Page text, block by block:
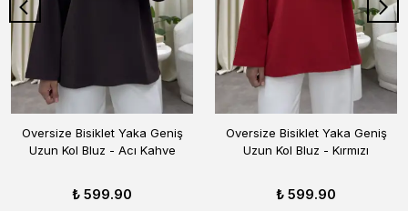
Oversize Bisiklet Yaka Geniş
Uzun Kol Bluz - Acı Kahve
₺ 599.90
Oversize Bisiklet Yaka Geniş
Uzun Kol Bluz - Kırmızı
₺ 599.90